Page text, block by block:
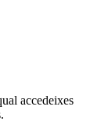
accedeixes